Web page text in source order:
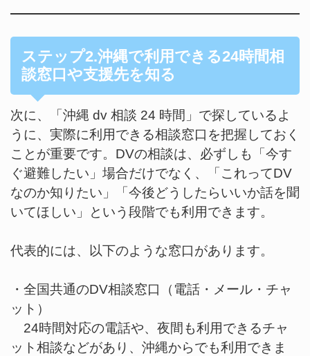
ステップ2.沖縄で利用できる24時間相
談窓口や支援先を知る
次に、「沖縄 dv 相談 24 時間」で探しているよ
うに、実際に利用できる相談窓口を把握しておく
ことが重要です。DVの相談は、必ずしも「今す
ぐ避難したい」場合だけでなく、「これってDV
なのか知りたい」「今後どうしたらいいか話を聞
いてほしい」という段階でも利用できます。
代表的には、以下のような窓口があります。
・全国共通のDV相談窓口（電話・メール・チャ
ット）
24時間対応の電話や、夜間も利用できるチャ
ット相談などがあり、沖縄からでも利用できま